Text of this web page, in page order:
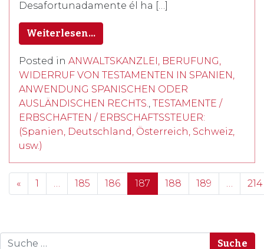
Desafortunadamente él ha […]
Weiterlesen…
Posted in ANWALTSKANZLEI, BERUFUNG,
WIDERRUF VON TESTAMENTEN IN SPANIEN,
ANWENDUNG SPANISCHEN ODER
AUSLÄNDISCHEN RECHTS. TESTAMENTE /
ERBSCHAFTEN / ERBSCHAFTSSTEUER:
(Spanien, Deutschland, Österreich, Schweiz,
usw.)
Posts navigation
« 1 185 186 187 188 189 214
Suche